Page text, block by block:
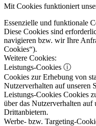
Mit Cookies funktioniert
Essenzielle und funktionale
Diese Cookies sind
navigieren bzw. wir Ihre
Cookies“).
Weitere Cookies:
Leistungs-Cookies ⓘ
Cookies zur Erhebung von
Nutzerverhalten auf unseren
Leistungs-Cookies Cookies
über das Nutzerverhalten auf
Drittanbietern.
Werbe- bzw. Targeting-